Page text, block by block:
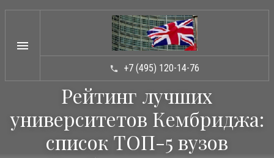
menu
ТИПЫ ШКОЛ arrow_drop_down
КАТАЛОГ ШКОЛarrow_drop_down
УСЛУГИarrow_drop_down
phone +7 (495) 120-14-76
Рейтинг лучших
университетов Кембриджа:
список ТОП-5 вузов